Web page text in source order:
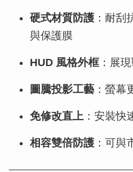
硬式材質防護 ：耐刮
與保護膜
HUD 風格外框：展
圖騰投影工藝 ：螢幕
免修改直上 ：安裝快
相容雙倍防護 ：可與